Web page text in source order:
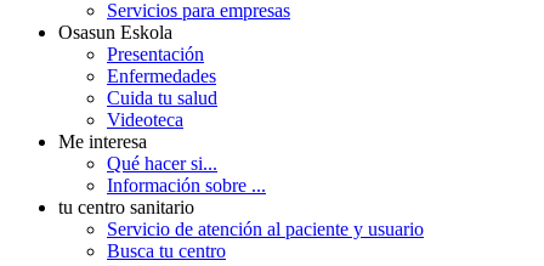
Servicios para empresas
Osasun Eskola
Presentación
Enfermedades
Cuida tu salud
Videoteca
Me interesa
Qué hacer si...
Información sobre ...
tu centro sanitario
Servicio de atención al paciente y usuario
Busca tu centro